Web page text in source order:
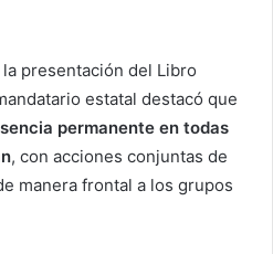
presentación del Libro
estatal destacó que
permanente en todas
, con acciones conjuntas de
manera frontal a los grupos